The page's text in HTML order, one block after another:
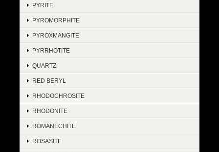
PYRITE
PYROMORPHITE
PYROXMANGITE
PYRRHOTITE
QUARTZ
RED BERYL
RHODOCHROSITE
RHODONITE
ROMANECHITE
ROSASITE